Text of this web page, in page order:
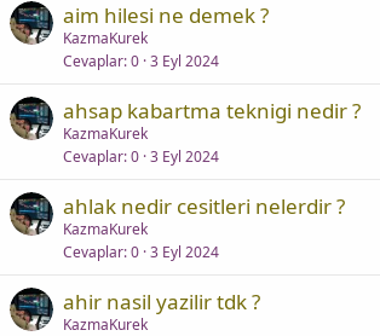
aim hilesi ne demek ?
KazmaKurek
Cevaplar 0 3 Eyl 2024
ahsap kabartma teknigi nedir ?
KazmaKurek
Cevaplar 0 3 Eyl 2024
ahlak nedir cesitleri nelerdir ?
KazmaKurek
Cevaplar 0 3 Eyl 2024
ahir nasil yazilir tdk ?
KazmaKurek